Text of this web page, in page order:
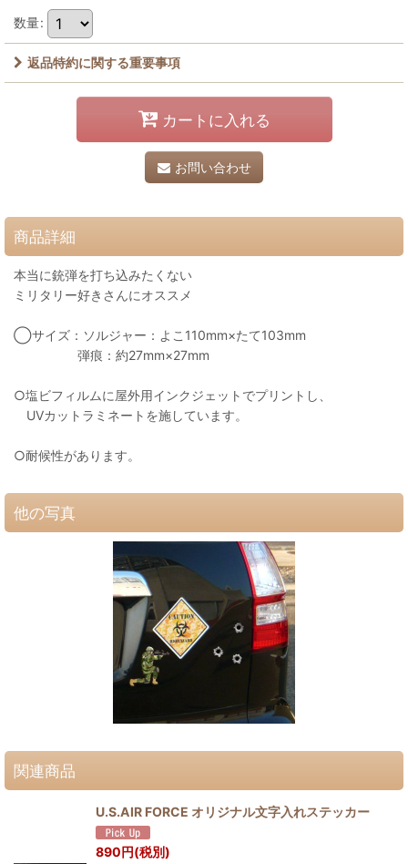
数量:
返品特約に関する重要事項
カートに入れる
お問い合わせ
商品詳細
本当に銃弾を打ち込みたくない
ミリタリー好きさんにオススメ
◯サイズ：ソルジャー：よこ110mm×たて103mm
弾痕：約27mm×27mm
○塩ビフィルムに屋外用インクジェットでプリントし、
UVカットラミネートを施しています。
○耐候性があります。
他の写真
関連商品
U.S.AIR FORCE オリジナル文字入れステッカー
890円(税別)